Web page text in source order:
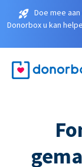
Doe mee
Donorbox u kan